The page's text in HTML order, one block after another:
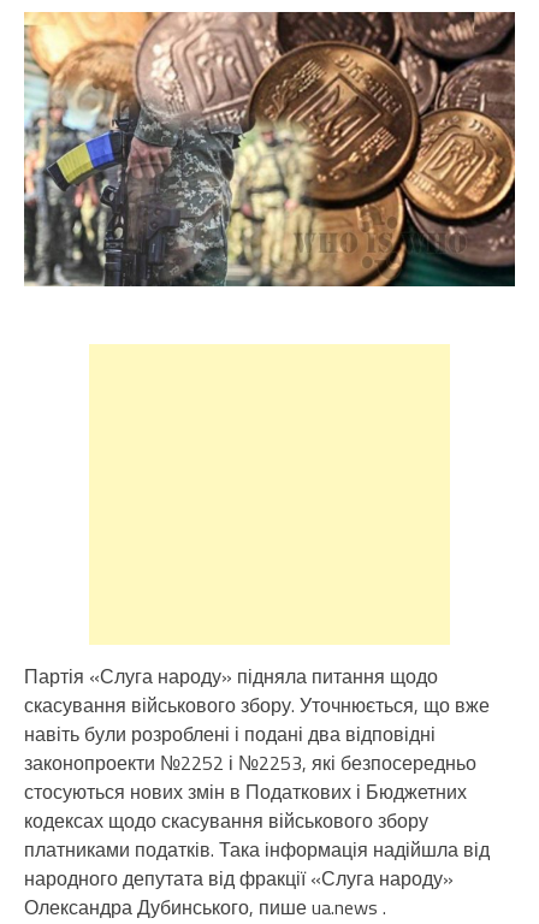
Партія «Слуга народу» підняла питання щодо
скасування військового збору. Уточнюється, що вже
навіть були розроблені і подані два відповідні
законопроекти №2252 і №2253, які безпосередньо
стосуються нових змін в Податкових і Бюджетних
кодексах щодо скасування військового збору
платниками податків. Така інформація надійшла від
народного депутата від фракції «Слуга народу»
Олександра Дубинського, пише ua.news .